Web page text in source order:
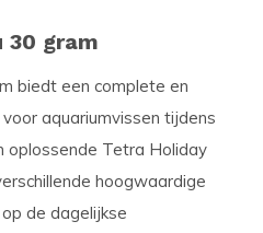
30 gram
biedt een complete en
aquariumvissen tijdens
oplossende Tetra Holiday
hoogwaardige
de dagelijkse